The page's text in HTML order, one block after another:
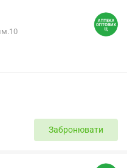
Забронювати